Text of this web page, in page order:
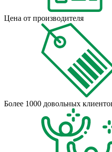
Цена от производителя
Более 1000 довольных